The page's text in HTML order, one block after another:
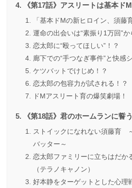
《第17話》アスリートは基本ドM
「基本ドMの新ヒロイン、須藤
運命の出会いは“素振り1万回”か
恋太郎に“殴ってほしい”！？
廊下での“手つなぎ事件”と快感
ケツバットでけじめ！？
恋太郎の包容力が試される！？
ドMアスリート育の爆笑劇場！
《第18話》君のホームランに誓う
ストイックになれない須藤育
バッター～
恋太郎ファミリーに立ちはだか
（テラノキャノン）
好本静をターゲットとした心